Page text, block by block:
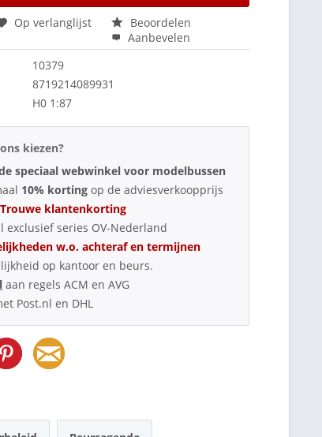
Op verlanglijst
Beoordelen
Aanbevelen
10379
8719214089931
H0 1:87
kiezen?
speciaal webwinkel voor modelbussen
10% kortingop de adviesverkoopprijs
Trouwe klantenkorting
exclusief series OV-Nederland
w.o. achteraf en termijnen
op kantoor en beurs.
aan regels ACM en AVG
Post.nl en DHL